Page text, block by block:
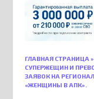
ГЛАВНАЯ СТРАНИЦА »
СУПЕРЖЕЩИН И
ЗАЯВОК НА
«ЖЕНЩИНЫ В АПК».